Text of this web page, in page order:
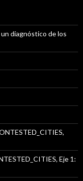
diagnóstico de los
Eje 1: